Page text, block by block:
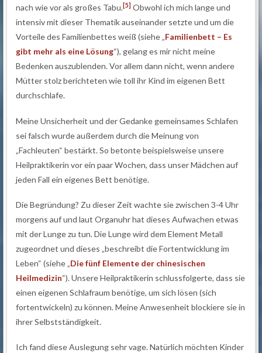
nach wie vor als großes Tabu.[5] Obwohl ich mich lange und
intensiv mit dieser Thematik auseinander setzte und um die
Vorteile des Familienbettes weiß (siehe „Familienbett – Es
gibt mehr als eine Lösung“), gelang es mir nicht meine
Bedenken auszublenden. Vor allem dann nicht, wenn andere
Mütter stolz berichteten wie toll ihr Kind im eigenen Bett
durchschlafe.
Meine Unsicherheit und der Gedanke gemeinsames Schlafen
sei falsch wurde außerdem durch die Meinung von
„Fachleuten“ bestärkt. So betonte beispielsweise unsere
Heilpraktikerin vor ein paar Wochen, dass unser Mädchen auf
jeden Fall ein eigenes Bett benötige.
Die Begründung? Zu dieser Zeit wachte sie zwischen 3-4 Uhr
morgens auf und laut Organuhr hat dieses Aufwachen etwas
mit der Lunge zu tun. Die Lunge wird dem Element Metall
zugeordnet und dieses „beschreibt die Fortentwicklung im
Leben“ (siehe „Die fünf Elemente der chinesischen
Heilmedizin“). Unsere Heilpraktikerin schlussfolgerte, dass sie
einen eigenen Schlafraum benötige, um sich lösen (sich
fortentwickeln) zu können. Meine Anwesenheit blockiere sie in
ihrer Selbstständigkeit.
Ich fand diese Auslegung sehr vage. Natürlich möchten Kinder